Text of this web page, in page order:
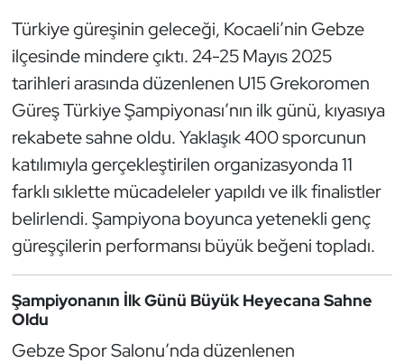
Türkiye güreşinin geleceği, Kocaeli’nin Gebze
ilçesinde mindere çıktı. 24-25 Mayıs 2025
tarihleri arasında düzenlenen U15 Grekoromen
Güreş Türkiye Şampiyonası’nın ilk günü, kıyasıya
rekabete sahne oldu. Yaklaşık 400 sporcunun
katılımıyla gerçekleştirilen organizasyonda 11
farklı sıklette mücadeleler yapıldı ve ilk finalistler
belirlendi. Şampiyona boyunca yetenekli genç
güreşçilerin performansı büyük beğeni topladı.
Şampiyonanın İlk Günü Büyük Heyecana Sahne
Oldu
Gebze Spor Salonu’nda düzenlenen
Eskrim
Futbol
Futsal
Genel
Golf
Güreş
Halter
Hava Sporları